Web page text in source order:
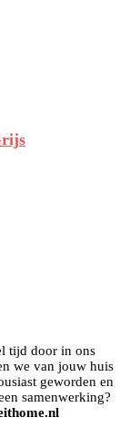
tijd door in ons
we van jouw huis
geworden en
samenwerking?